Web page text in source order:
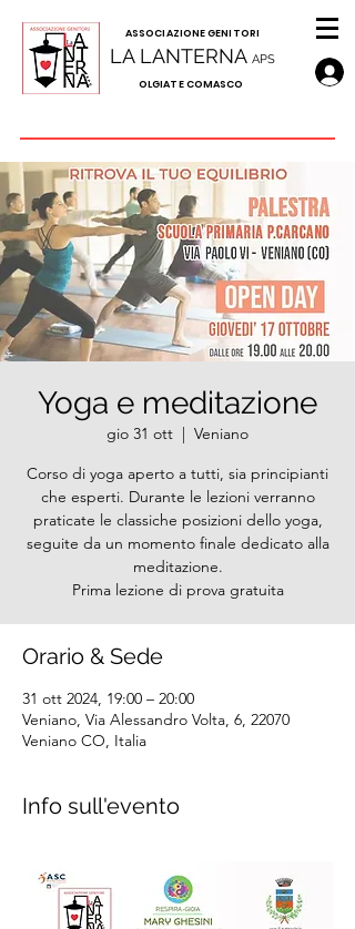
LA LANTERNA APS
ASSOCIAZIONE GENITORI
OLGIATE COMASCO
Yoga e meditazione
gio 31 ott
  |
Veniano
Corso di yoga aperto a tutti, sia principianti
che esperti. Durante le lezioni verranno
praticate le classiche posizioni dello yoga,
seguite da un momento finale dedicato alla
meditazione.
Prima lezione di prova gratuita
Orario & Sede
31 ott 2024, 19:00 – 20:00
Veniano, Via Alessandro Volta, 6, 22070
Veniano CO, Italia
Info sull'evento